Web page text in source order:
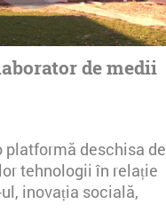
de medii
platformă deschisa de
tehnologii în relație
inovația socială,